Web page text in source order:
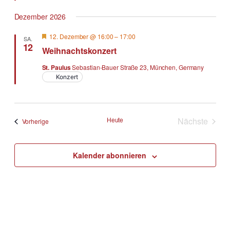
Dezember 2026
SA.
12 Weihnachtskonzert
Hervorgehoben
12. Dezember @ 16:00– 17:00
St. PaulusSebastian-Bauer Straße 23, München, Germany
Konzert
VorherigeVeranstaltungen Heute
Nächste
Kalender abonnieren